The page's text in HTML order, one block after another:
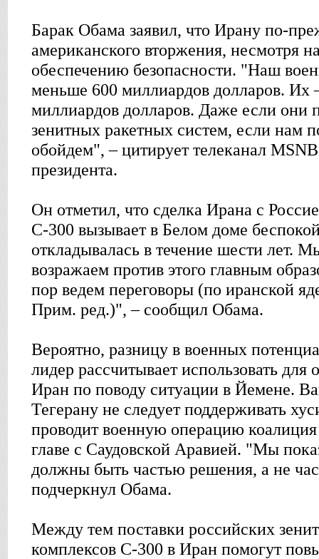
Барак Обама заявил, что Ирану по-
американского вторжения, несмотря
обеспечению безопасности. "Наш
меньше 600 миллиардов долларов. Их
миллиардов долларов. Даже если они
зенитных ракетных систем, если нам
обойдем", – цитирует телеканал
президента.
Он отметил, что сделка Ирана с
С-300 вызывает в Белом доме
откладывалась в течение шести лет.
возражаем против этого главным
пор ведем переговоры (по иранской
Прим. ред.)", – сообщил Обама.
Вероятно, разницу в военных
лидер рассчитывает использовать для
Иран по поводу ситуации в Йемене.
Тегерану не следует поддерживать
проводит военную операцию коалиция
главе с Саудовской Аравией. "Мы
должны быть частью решения, а не
подчеркнул Обама.
Между тем поставки российских
комплексов С-300 в Иран помогут